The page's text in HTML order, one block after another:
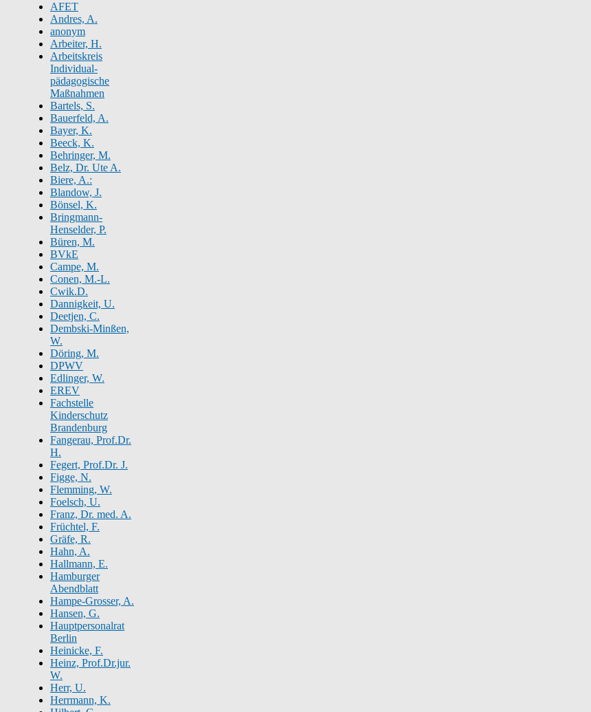
AFET
Andres, A.
anonym
Arbeiter, H.
Arbeitskreis
Individual-
pädagogische
Maßnahmen
Bartels, S.
Bauerfeld, A.
Bayer, K.
Beeck, K.
Behringer, M.
Belz, Dr. Ute A.
Biere, A.:
Blandow, J.
Bönsel, K.
Bringmann-
Henselder, P.
Büren, M.
BVkE
Campe, M.
Conen, M.-L.
Cwik.D.
Dannigkeit, U.
Deetjen, C.
Dembski-Minßen,
W.
Döring, M.
DPWV
Edlinger, W.
EREV
Fachstelle
Kinderschutz
Brandenburg
Fangerau, Prof.Dr.
H.
Fegert, Prof.Dr. J.
Figge, N.
Flemming, W.
Foelsch, U.
Franz, Dr. med. A.
Früchtel, F.
Gräfe, R.
Hahn, A.
Hallmann, E.
Hamburger
Abendblatt
Hampe-Grosser, A.
Hansen, G.
Hauptpersonalrat
Berlin
Heinicke, F.
Heinz, Prof.Dr.jur.
W.
Herr, U.
Herrmann, K.